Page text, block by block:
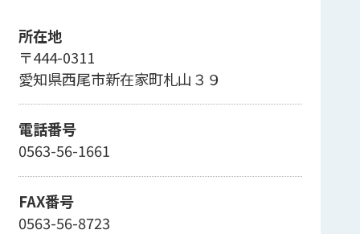
所在地
〒444-0311
愛知県西尾市新在家町札山３９
電話番号
0563-56-1661
FAX番号
0563-56-8723